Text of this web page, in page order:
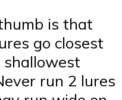
is that
go closest
run 2 lures